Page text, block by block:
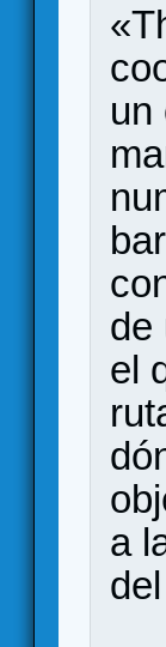
un
de
el
a